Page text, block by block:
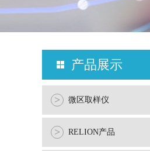
产品展示
> 微区取样仪
> RELION产品